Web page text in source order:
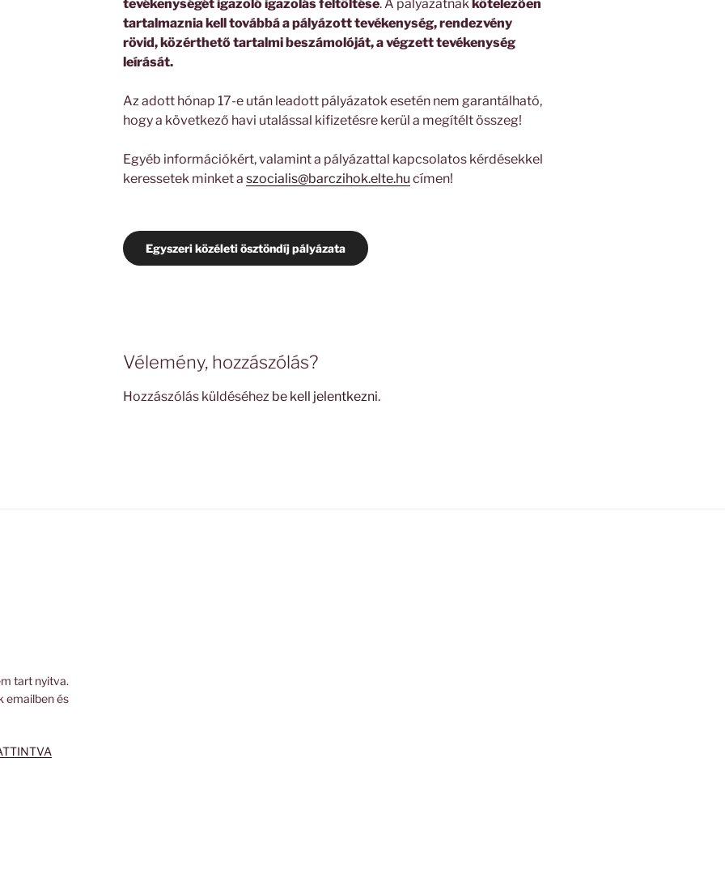
tevékenységét igazoló igazolás feltöltése. A pályázatnakkötelezően
tartalmaznia kell továbbá a pályázott tevékenység, rendezvény
rövid, közérthető tartalmi beszámolóját, a végzett tevékenység
leírását.
Az adott hónap 17-e után leadott pályázatok esetén nem garantálható,
hogy a következő havi utalással kifizetésre kerül a megítélt összeg!
Egyéb információkért, valamint a pályázattal kapcsolatos kérdésekkel
keressetek minket a szocialis@barczihok.elte.hu címen!
Egyszeri közéleti ösztöndíj pályázata
Vélemény, hozzászólás?
Hozzászólás küldéséhez be kell jelentkezni.
tart nyitva.
emailben és